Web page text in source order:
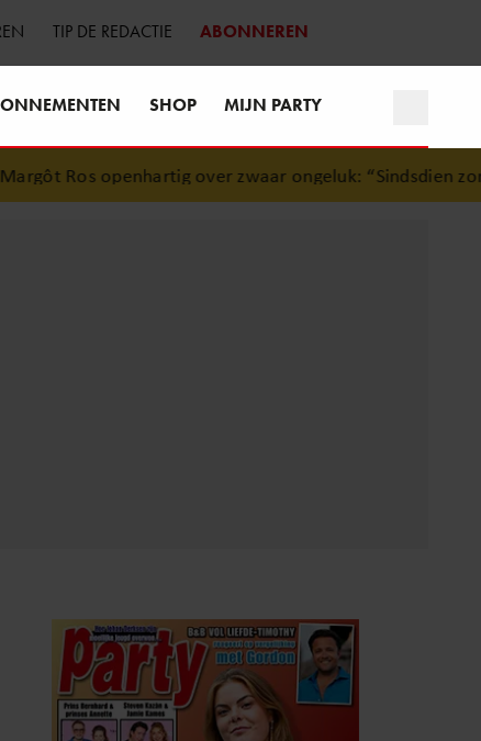
TIP DE REDACTIE ABONNEREN
SHOP MIJN PARTY
over zwaar ongeluk: “Sindsdien zorg ik extra goed